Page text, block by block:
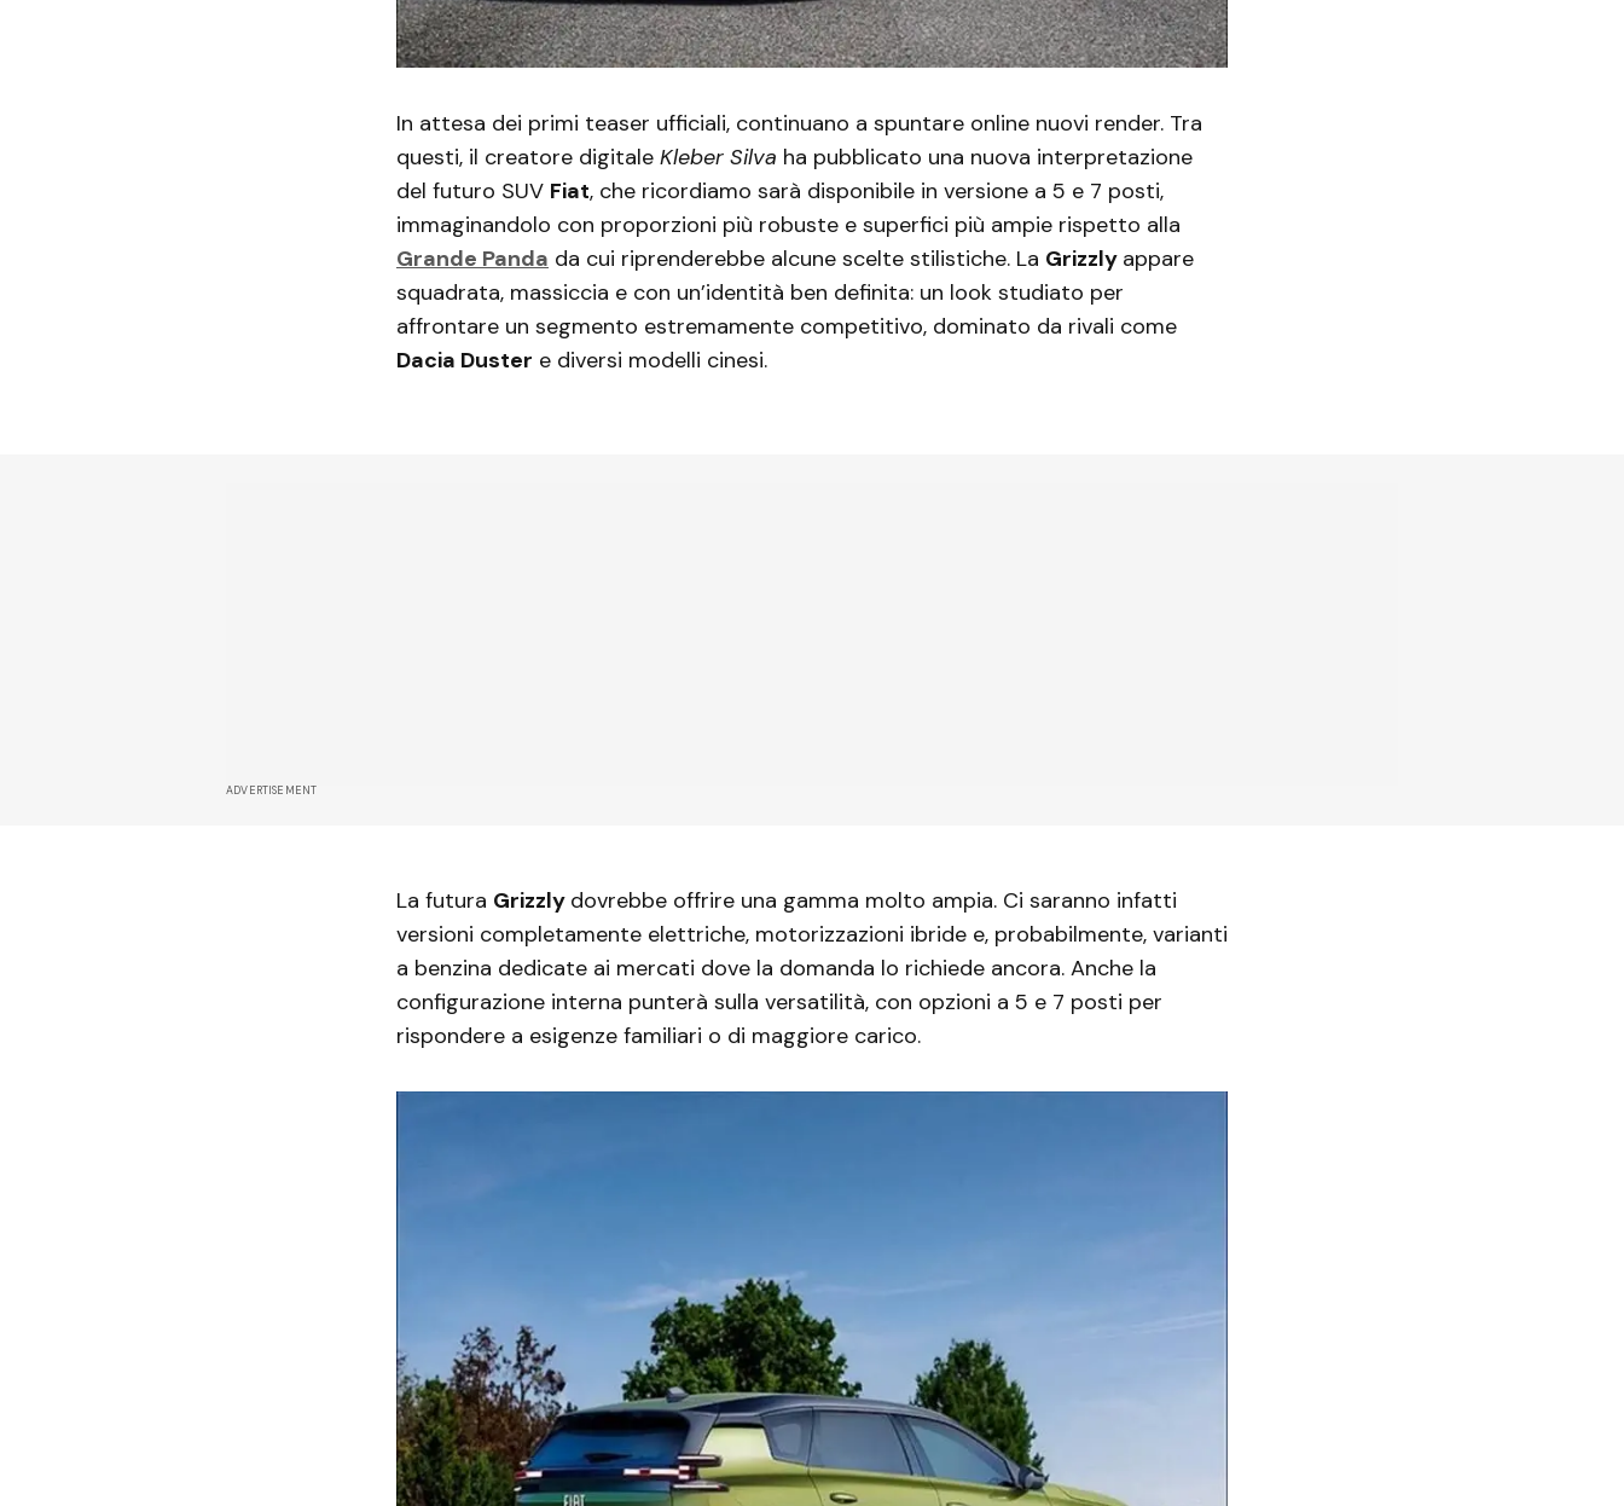
In attesa dei primi teaser ufficiali, continuano a spuntare online nuovi render. Tra
questi, il creatore digitale Kleber Silva ha pubblicato una nuova interpretazione
del futuro SUV Fiat, che ricordiamo sarà disponibile in versione a 5 e 7 posti,
immaginandolo con proporzioni più robuste e superfici più ampie rispetto alla
Grande Panda da cui riprenderebbe alcune scelte stilistiche. La Grizzly appare
squadrata, massiccia e con un’identità ben definita: un look studiato per
affrontare un segmento estremamente competitivo, dominato da rivali come
Dacia Duster e diversi modelli cinesi.
ADVERTISEMENT
La futura Grizzly dovrebbe offrire una gamma molto ampia. Ci saranno infatti
versioni completamente elettriche, motorizzazioni ibride e, probabilmente, varianti
a benzina dedicate ai mercati dove la domanda lo richiede ancora. Anche la
configurazione interna punterà sulla versatilità, con opzioni a 5 e 7 posti per
rispondere a esigenze familiari o di maggiore carico.